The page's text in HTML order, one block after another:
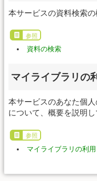
本サービスの資料検索の
参照
資料の検索
マイライブラリの
本サービスのあなた個
について、概要を説明し
参照
マイライブラリの利用